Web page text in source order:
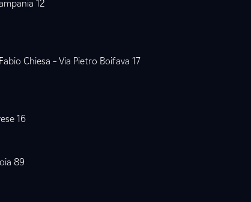
12
Chiesa – Via Pietro Boifava 17
16
89